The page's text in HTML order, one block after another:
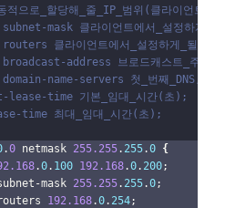
로_할당해_줄_IP_범위(클라이언트는_
mask 클라이언트에서_설정하게_
클라이언트에서_설정하게_될
address 브로드캐스트_주소;
name-servers 첫_번째_DNS, 두_
time 기본_임대_시간(초);
time 최대_임대_시간(초);
.0 netmask 255.255. 255.0 {
.0. 100 192.168.0. 200;
mask
255.255. 255.0;
192.168.0. 254;